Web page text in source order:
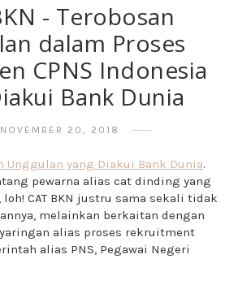
- Terobosan
dalam Proses
CPNS Indonesia
Bank Dunia
NOVEMBER 20, 2018
Unggulan yang Diakui Bank Dunia.
pewarna alias cat dinding yang
CAT BKN justru sama sekali tidak
melainkan berkaitan dengan
alias proses rekruitment
alias PNS, Pegawai Negeri